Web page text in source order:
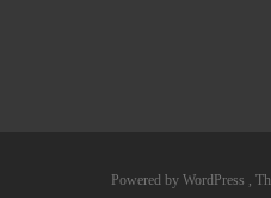
Powered by WordPress ,